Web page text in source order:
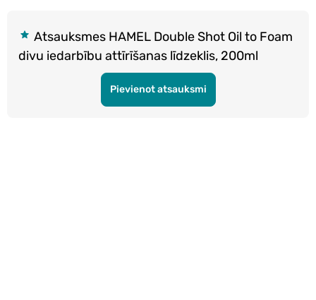
Atsauksmes HAMEL Double Shot Oil to Foam
divu iedarbību attīrīšanas līdzeklis, 200ml
Pievienot atsauksmi